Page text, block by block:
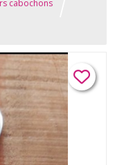
cabochons